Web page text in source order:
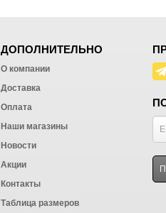
ДОПОЛНИТЕЛЬНО
О компании
Доставка
Оплата
Наши магазины
Новости
Акции
Контакты
Таблица размеров